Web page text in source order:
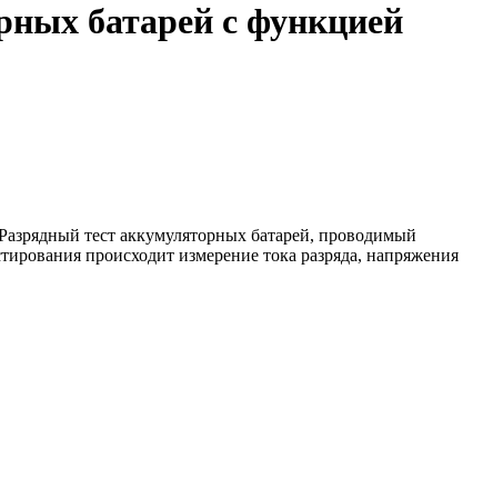
батарей c функцией
тест аккумуляторных батарей, проводимый
происходит измерение тока разряда, напряжения